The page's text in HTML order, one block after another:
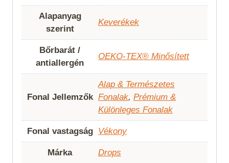
Alapanyag
szerint
Keverékek
Bőrbarát /
antiallergén
OEKO-TEX® Minősített
Fonal Jellemzők
Alap & Természetes
Fonalak, Prémium &
Különleges Fonalak
Fonal vastagság Vékony
Márka Drops